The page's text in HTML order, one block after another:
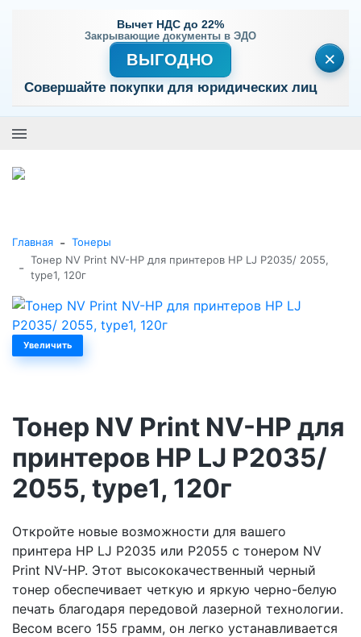
Вычет НДС до 22%
Закрывающие документы в ЭДО
ВЫГОДНО
Совершайте покупки для юридических лиц
×
Главная - Тонеры
- Тонер NV Print NV-HP для принтеров HP LJ P2035/ 2055,
type1, 120г
Увеличить
Тонер NV Print NV-HP для
принтеров HP LJ P2035/
2055, type1, 120г
Откройте новые возможности для вашего
принтера HP LJ P2035 или P2055 с тонером NV
Print NV-HP. Этот высококачественный черный
тонер обеспечивает четкую и яркую черно-белую
печать благодаря передовой лазерной технологии.
Весом всего 155 грамм, он легко устанавливается